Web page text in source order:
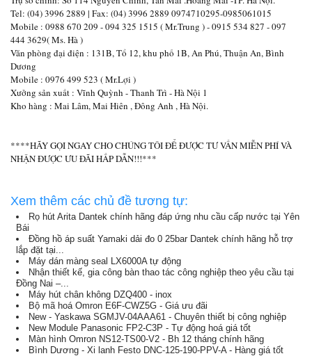
Tel: (04) 3996 2889 | Fax: (04) 3996 2889 0974710295-0985061015
Mobile : 0988 670 209 - 094 325 1515 ( Mr.Trung ) - 0915 534 827 - 097
444 3629( Ms. Hà )
Văn phòng đại điện : 131B, Tổ 12, khu phố 1B, An Phú, Thuận An, Bình
Dương
Mobile : 0976 499 523 ( Mr.Lợi )
Xưởng sản xuất : Vĩnh Quỳnh - Thanh Trì - Hà Nội 1
Kho hàng : Mai Lâm, Mai Hiên , Đông Anh , Hà Nội.
****HÃY GỌI NGAY CHO CHÚNG TÔI ĐỂ ĐƯỢC TƯ VẤN MIỄN PHÍ VÀ
NHẬN ĐƯỢC ƯU ĐÃI HẤP DẪN!!!***
Xem thêm các chủ đề tương tự:
Rọ hút Arita Dantek chính hãng đáp ứng nhu cầu cấp nước tại Yên
Bái
Đồng hồ áp suất Yamaki dải đo 0 25bar Dantek chính hãng hỗ trợ
lắp đặt tại...
Máy dán màng seal LX6000A tự động
Nhận thiết kế, gia công bàn thao tác công nghiệp theo yêu cầu tại
Đồng Nai –...
Máy hút chân không DZQ400 - inox
Bộ mã hoá Omron E6F-CWZ5G - Giá ưu đãi
New - Yaskawa SGMJV-04AAA61 - Chuyên thiết bị công nghiệp
New Module Panasonic FP2-C3P - Tự động hoá giá tốt
Màn hình Omron NS12-TS00-V2 - Bh 12 tháng chính hãng
Bình Dương - Xi lanh Festo DNC-125-190-PPV-A - Hàng giá tốt